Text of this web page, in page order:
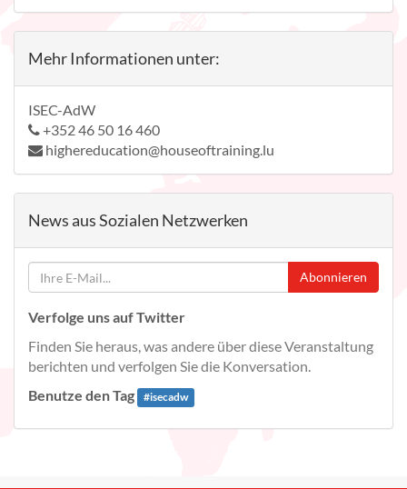
Mehr Informationen unter:
ISEC-AdW
+352 46 50 16 460
highereducation@houseoftraining.lu
News aus Sozialen Netzwerken
Abonnieren
Verfolge uns auf Twitter
Finden Sie heraus, was andere über diese Veranstaltung
berichten und verfolgen Sie die Konversation.
Benutze den Tag
#isecadw